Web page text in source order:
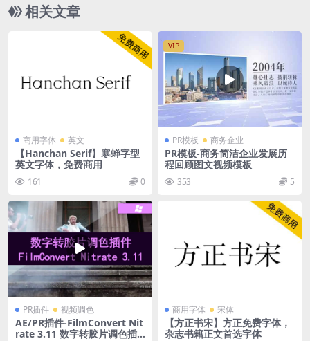
相关文章
商用字体 英文
【Hanchan Serif】寒蝉字型
英文字体，免费商用
161 0
VIP
PR模板 商务企业
PR模板-商务简洁企业发展历
程回顾图文视频模板
353 5
PR插件 视频调色
AE/PR插件-FilmConvert Nit
rate 3.11 数字转胶片调色插
商用字体 宋体
【方正书宋】方正免费字体，
杂志书籍正文首选字体